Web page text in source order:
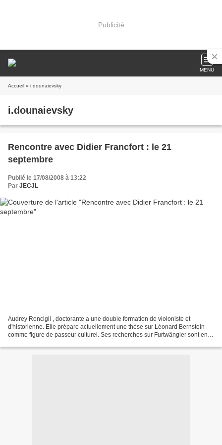
Publicité
MENU
Accueil » i.dounaievsky
i.dounaievsky
Rencontre avec Didier Francfort : le 21
septembre
Publié le 17/08/2008 à 13:22
Par JECJL
Audrey Roncigli , doctorante a une double formation de violoniste et
d'historienne. Elle prépare actuellement une thèse sur Léonard Bernstein
comme figure de passeur culturel. Ses recherches sur Furtwängler sont en